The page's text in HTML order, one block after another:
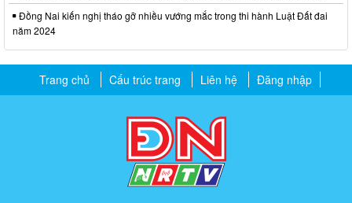
Đồng Nai kiến nghị tháo gỡ nhiều vướng mắc trong thi hành Luật Đất đai
năm 2024
Trang chủ Cấu trúc trang Liên hệ Đăng nhập